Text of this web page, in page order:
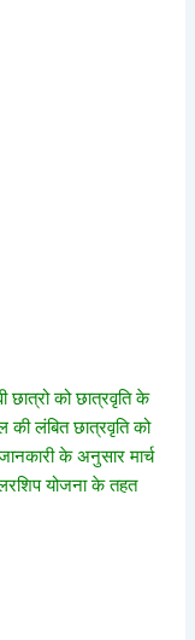
छात्रो को छात्रवृति के
लंबित छात्रवृति को
के अनुसार मार्च
योजना के तहत